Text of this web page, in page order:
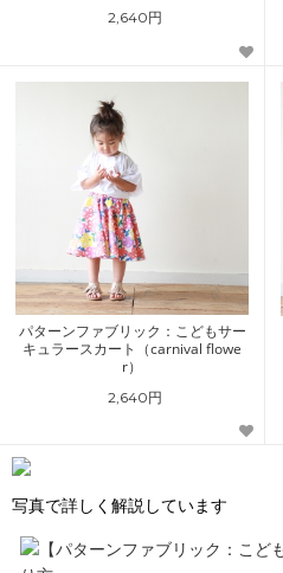
2,640円
パターンファブリック：こどもサー
キュラースカート（carnival flowe
r）
2,640円
写真で詳しく解説しています